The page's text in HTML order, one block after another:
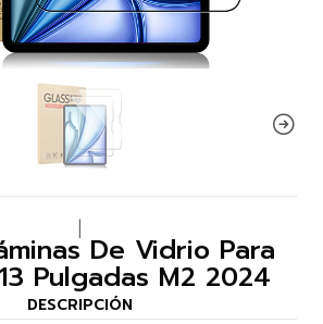
De Vidrio Para
Pulgadas M2 2024
DESCRIPCIÓN